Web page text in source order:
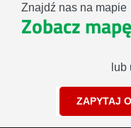
Znajdź nas na mapie
Zobacz mapę
ZAPYTAJ